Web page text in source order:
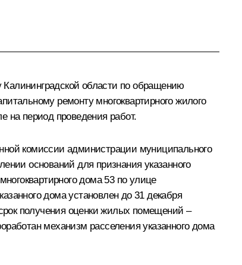
области по обращению
ремонту многоквартирного жилого
на период проведения работ.
комиссии администрации муниципального
оснований для признания указанного
дома 53 по улице
дома установлен до 31 декабря
получения оценки жилых помещений –
механизм расселения указанного дома